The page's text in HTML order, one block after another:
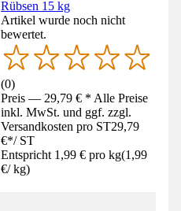
Rübsen 15 kg
Artikel wurde noch nicht
bewertet.
(0)
Preis — 29,79 € * Alle Preise
inkl. MwSt. und ggf. zzgl.
Versandkosten pro ST29,79
€*/ ST
Entspricht 1,99 € pro kg(1,99
€/ kg)